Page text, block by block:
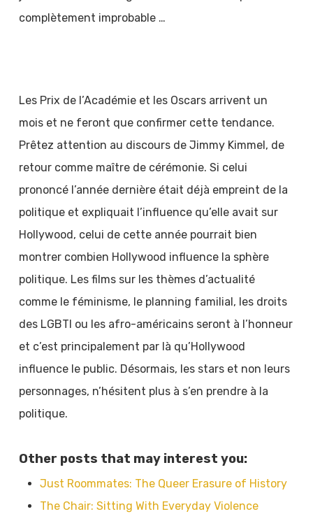
complètement improbable …
Les Prix de l’Académie et les Oscars arrivent un
mois et ne feront que confirmer cette tendance.
Prêtez attention au discours de Jimmy Kimmel, de
retour comme maître de cérémonie. Si celui
prononcé l’année dernière était déjà empreint de la
politique et expliquait l’influence qu’elle avait sur
Hollywood, celui de cette année pourrait bien
montrer combien Hollywood influence la sphère
politique. Les films sur les thèmes d’actualité
comme le féminisme, le planning familial, les droits
des LGBTI ou les afro-américains seront à l’honneur
et c’est principalement par là qu’Hollywood
influence le public. Désormais, les stars et non leurs
personnages, n’hésitent plus à s’en prendre à la
politique.
Other posts that may interest you:
Just Roommates: The Queer Erasure of History
The Chair: Sitting With Everyday Violence